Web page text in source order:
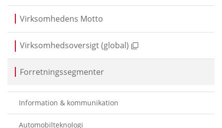
Virksomhedens Motto
Virksomhedsoversigt (global)
Forretningssegmenter
Information & kommunikation
Automobilteknologi